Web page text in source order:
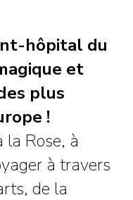
hôpital du
et
plus
!
la Rose, à
à travers
de la